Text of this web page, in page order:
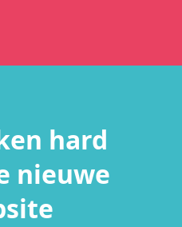
hard
nieuwe